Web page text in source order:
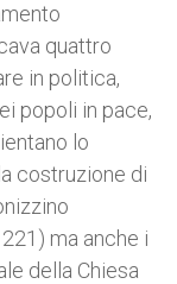
quattro
in politica,
popoli in pace,
lo
costruzione di
ma anche i
della Chiesa